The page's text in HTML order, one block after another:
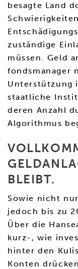
besagte Land
zuständige
müssen. Geld
fondsmanager
Unterstützung
staatliche
deren Anzahl
Algorithmus
BLEIBT.
Sowie nicht
jedoch bis zu
Über die
kurz-, wie
hinter den
Konten